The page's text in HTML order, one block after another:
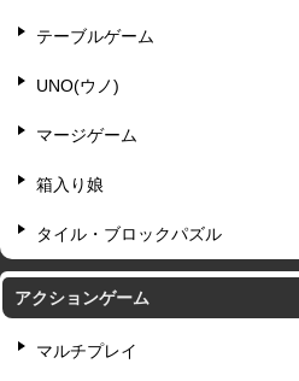
テーブルゲーム
UNO(ウノ)
マージゲーム
箱入り娘
タイル・ブロックパズル
アクションゲーム
マルチプレイ